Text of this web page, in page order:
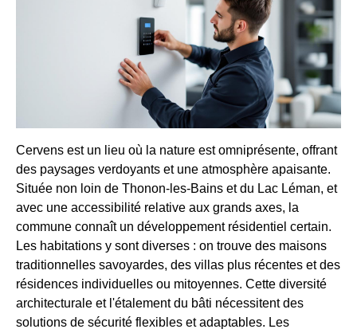
Cervens est un lieu où la nature est omniprésente, offrant
des paysages verdoyants et une atmosphère apaisante.
Située non loin de Thonon-les-Bains et du Lac Léman, et
avec une accessibilité relative aux grands axes, la
commune connaît un développement résidentiel certain.
Les habitations y sont diverses : on trouve des maisons
traditionnelles savoyardes, des villas plus récentes et des
résidences individuelles ou mitoyennes. Cette diversité
architecturale et l'étalement du bâti nécessitent des
solutions de sécurité flexibles et adaptables. Les